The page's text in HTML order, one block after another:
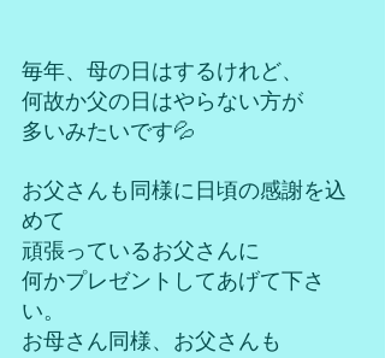
毎年、母の日はするけれど、
何故か父の日はやらない方が
多いみたいです💦
お父さんも同様に日頃の感謝を込
めて
頑張っているお父さんに
何かプレゼントしてあげて下さ
い。
お母さん同様、お父さんも